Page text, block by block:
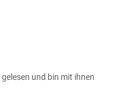
gelesen und bin mit ihnen